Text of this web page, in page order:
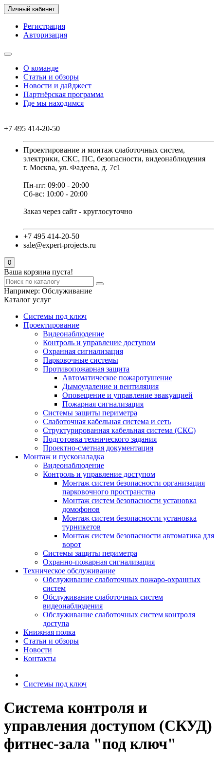
Личный кабинет
Регистрация
Авторизация
О команде
Статьи и обзоры
Новости и дайджест
Партнёрская программа
Где мы находимся
+7 495 414-20-50
Проектирование и монтаж слаботочных систем,
электрики, СКС, ПС, безопасности, видеонаблюдения
г. Москва, ул. Фадеева, д. 7с1
Пн-пт: 09:00 - 20:00
Сб-вс: 10:00 - 20:00
Заказ через сайт - круглосуточно
+7 495 414-20-50
sale@expert-projects.ru
0
Ваша корзина пуста!
Например: Обслуживание
Каталог услуг
Системы под ключ
Проектирование
Видеонаблюдение
Контроль и управление доступом
Охранная сигнализация
Парковочные системы
Противопожарная защита
Автоматическое пожаротушение
Дымоудаление и вентиляция
Оповещение и управление эвакуацией
Пожарная сигнализация
Системы защиты периметра
Слаботочная кабельная система и сеть
Структурированная кабельная система (СКС)
Подготовка технического задания
Проектно-сметная документация
Монтаж и пусконаладка
Видеонаблюдение
Контроль и управление доступом
Монтаж систем безопасности организация
парковочного пространства
Монтаж систем безопасности установка
домофонов
Монтаж систем безопасности установка
турникетов
Монтаж систем безопасности автоматика для
ворот
Системы защиты периметра
Охранно-пожарная сигнализация
Техническое обслуживание
Обслуживание слаботочных пожаро-охранных
систем
Обслуживание слаботочных систем
видеонаблюдения
Обслуживание слаботочных систем контроля
доступа
Книжная полка
Статьи и обзоры
Новости
Контакты
Системы под ключ
Система контроля и
управления доступом (СКУД)
фитнес-зала "под ключ"